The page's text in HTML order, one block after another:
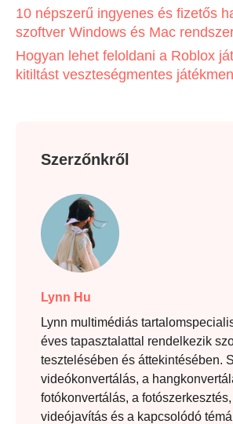
10 népszerű ingyenes és fizetős
szoftver Windows és Mac
Hogyan lehet feloldani a Roblox
kitiltást veszteségmentes
Szerzőnkről
Lynn Hu
Lynn multimédiás
éves tapasztalattal rendelkezik
tesztelésében és áttekintésében.
videókonvertálás, a
fotókonvertálás, a fotószerkesztés,
videójavítás és a kapcsolódó